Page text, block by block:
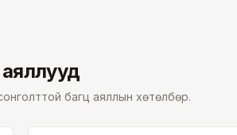
багц аяллын хөтөлбөр.